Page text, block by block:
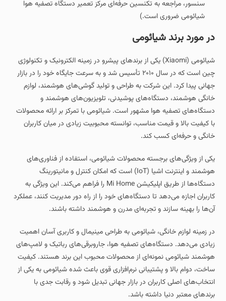
سنسور، مراجعه به تکنسین حرفه‌ای مرکز تعمیر دستگاه تصفیه هوا
شیائومی ضروری است.)
در مورد برند شیائومی
شیائومی (Xiaomi) یکی از برندهای پیشرو در زمینه الکترونیک و تکنولوژی
چین است که در سال ۲۰۱۰ تأسیس شد و به سرعت جایگاه خود را در بازار
جهانی پیدا کرد. این شرکت به طراحی و تولید گوشی‌های هوشمند، لوازم
خانگی هوشمند، دستگاه‌های پوشیدنی، تلویزیون‌های هوشمند و
دستگاه‌های تصفیه هوا مشهور است. شیائومی با تمرکز بر ارائه محصولات
با کیفیت بالا و قیمت مناسب، توانسته محبوبیت زیادی در میان کاربران
خانگی و حرفه‌ای کسب کند.
یکی از ویژگی‌های برجسته محصولات شیائومی، استفاده از فناوری‌های
هوشمند و اینترنت اشیا (IoT) است که امکان کنترل و مانیتورینگ
دستگاه‌ها از طریق اپلیکیشن Mi Home را فراهم می‌کند. این ویژگی به
کاربران اجازه می‌دهد تا دستگاه‌های خود را از راه دور مدیریت کنند، عملکرد
آن‌ها را بهینه سازند و تجربه‌ای مدرن و هوشمند داشته باشند.
در زمینه لوازم خانگی، شیائومی به طراحی مینیمال و کاربری آسان اهمیت
زیادی می‌دهد. دستگاه‌های تصفیه هوا، جاروبرقی‌های رباتیک و لامپ‌های
هوشمند شیائومی نمونه‌ای از محصولات محبوب این برند هستند. کیفیت
ساخت، دوام بالا و پشتیبانی نرم‌افزاری قوی باعث شده شیائومی به یکی از
انتخاب‌های اصلی کاربران در بازار جهانی تبدیل شود و رقابت جدی با
برندهای معتبر دنیا داشته باشد.